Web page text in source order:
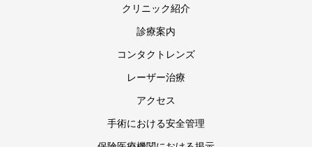
クリニック紹介
診療案内
コンタクトレンズ
レーザー治療
アクセス
手術における安全管理